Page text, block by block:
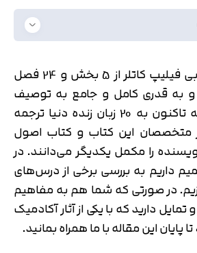
کتاب مدیریت بازاریابی فیلیپ کاتلر از 5 بخش و 24 فصل
قدری کامل و جامع به توصیف
بازاریابی می‌پردازد که تاکنون به 20 زبان زنده دنیا ترجمه
این کتاب و کتاب اصول
را مکمل یکدیگر می‌دانند. در
داریم به بررسی برخی از درس‌های
در صورتی که شما هم به مفاهیم
و تمایل دارید که با یکی از آثار آکادمیک
پایان این مقاله با ما همراه بمانید.